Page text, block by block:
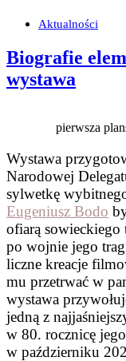
Aktualności
Biografie
wystawa
pierwsza
Wystawa
Narodowej
sylwetkę
Eugeniusz Bodo
ofiarą sowieckiego
po wojnie jego
liczne kreacje
mu przetrwać w
wystawa
jedną z
w 80. rocznicę
w październiku